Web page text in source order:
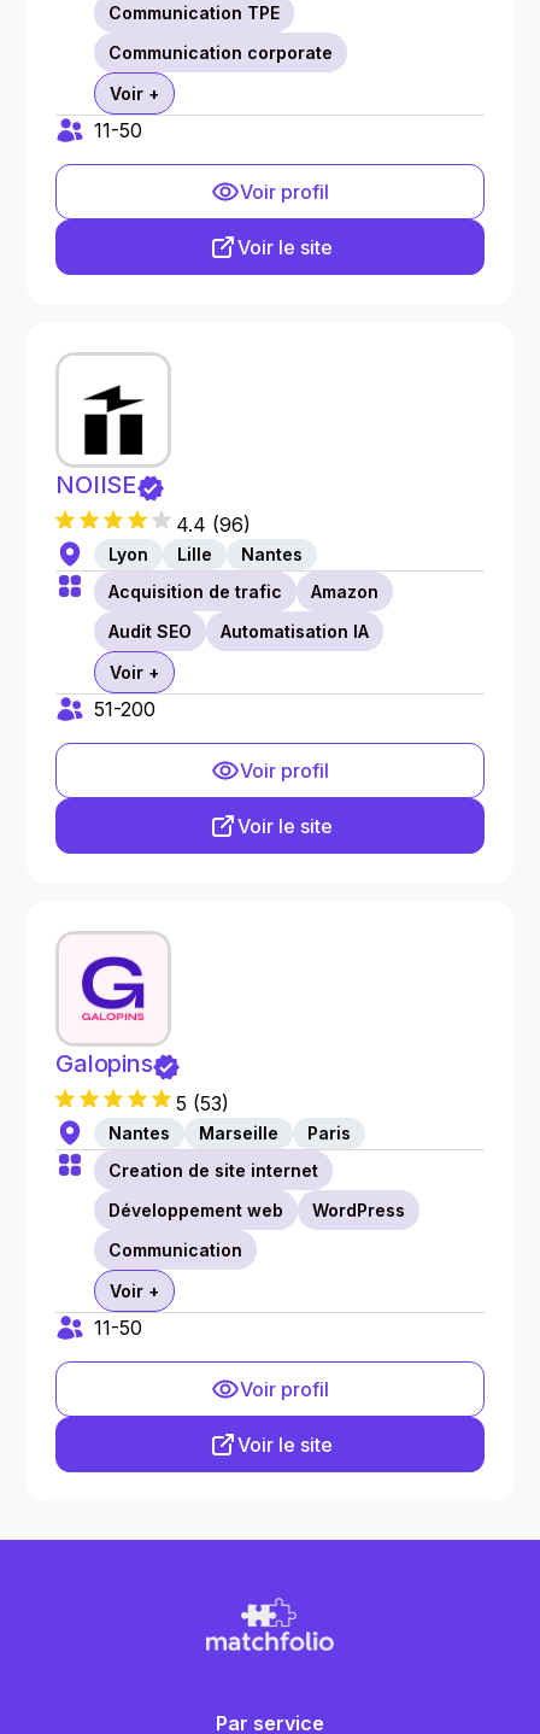
Communication TPE
Communication corporate
Voir +
11-50
Voir profil
Voir le site
NOIISE
4.4 (96)
Lyon Lille
Nantes
Acquisition de trafic
Amazon
Audit SEO
Automatisation IA
Voir +
51-200
Voir profil
Voir le site
Galopins
5 (53)
Nantes Marseille
Paris
Creation de site internet
Développement web
WordPress
Communication
Voir +
11-50
Voir profil
Voir le site
Par service